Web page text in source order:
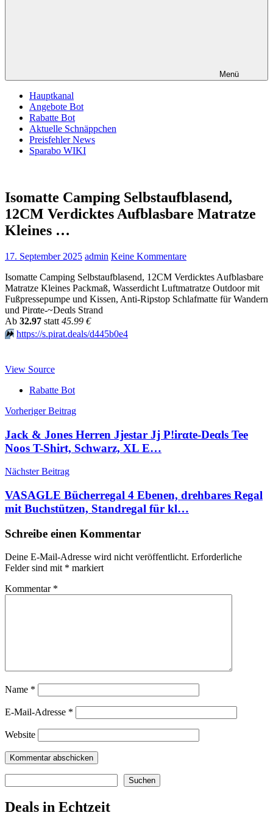
Menü
Hauptkanal
Angebote Bot
Rabatte Bot
Aktuelle Schnäppchen
Preisfehler News
Sparabo WIKI
Isomatte Camping Selbstaufblasend,
12CM Verdicktes Aufblasbare Matratze
Kleines …
17. September 2025 admin Keine Kommentare
Isomatte Camping Selbstaufblasend, 12CM Verdicktes Aufblasbare
Matratze Kleines Packmaß, Wasserdicht Luftmatratze Outdoor mit
Fußpressepumpe und Kissen, Anti-Ripstop Schlafmatte für Wandern
und Pirαtе-~Dеαls Strand
Аb 32.97 statt 45.99 €
⏩️ https://s.pirat.deals/d445b0e4
View Source
Rabatte Bot
Beitragsnavigation
Vorheriger Beitrag
Jack & Jones Herren Jjestar Jj P!irαtе-Dеαls Tee
Noos T-Shirt, Schwarz, XL E…
Nächster Beitrag
VASAGLE Bücherregal 4 Ebenen, drehbares Regal
mit Buchstützen, Standregal für kl…
Schreibe einen Kommentar
Deine E-Mail-Adresse wird nicht veröffentlicht. Erforderliche
Felder sind mit * markiert
Kommentar *
Name *
E-Mail-Adresse *
Website
Suchen
Deals in Echtzeit